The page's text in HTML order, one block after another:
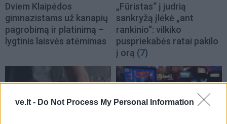
ve.lt - Do Not Process My Personal Information
Dviem Klaipėdos
gimnazistams už kanapių
pagrobimą ir platinimą –
lygtinis laisvės atėmimas
„Fūristas“ į judrią
sankryžą įlėkė „ant
rankinio“: vilkiko
puspriekabės ratai pakilo
į orą (7)